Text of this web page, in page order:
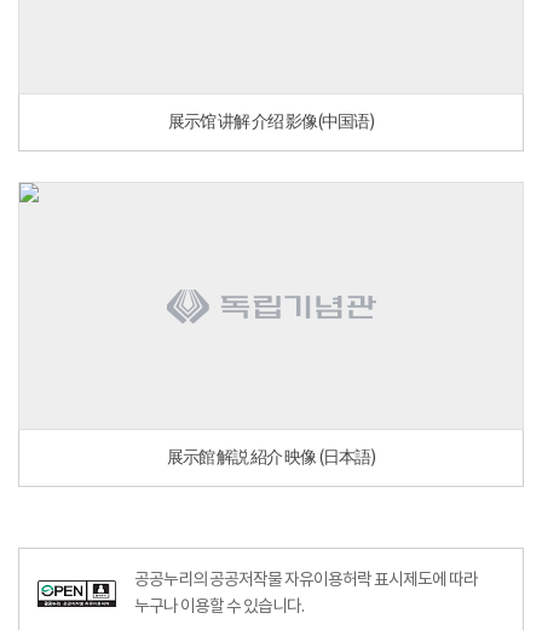
展示馆 讲解 介绍 影像(中国语)
展示館 解説 紹介 映像 (日本語)
공공누리공공저작물자유이용허락–출처표시이미지
공공누리의 공공저작물 자유이용허락 표시제도에 따라
누구나 이용할 수 있습니다.